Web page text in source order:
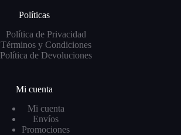
Políticas
Política de Privacidad
Términos y Condiciones
Política de Devoluciones
Mi cuenta
Mi cuenta
Envíos
Promociones